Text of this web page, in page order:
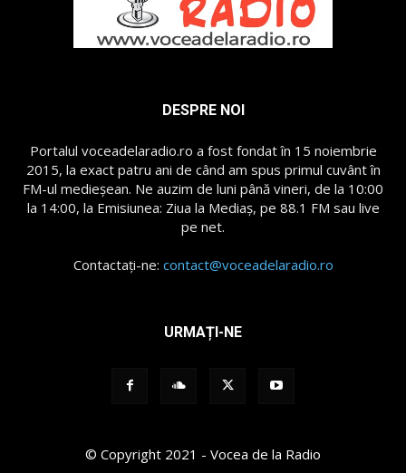
DESPRE NOI
Portalul voceadelaradio.ro a fost fondat în 15 noiembrie
2015, la exact patru ani de când am spus primul cuvânt în
FM-ul medieșean. Ne auzim de luni până vineri, de la 10:00
la 14:00, la Emisiunea: Ziua la Mediaș, pe 88.1 FM sau live
pe net.
Contactați-ne: contact@voceadelaradio.ro
URMAȚI-NE
© Copyright 2021 - Vocea de la Radio